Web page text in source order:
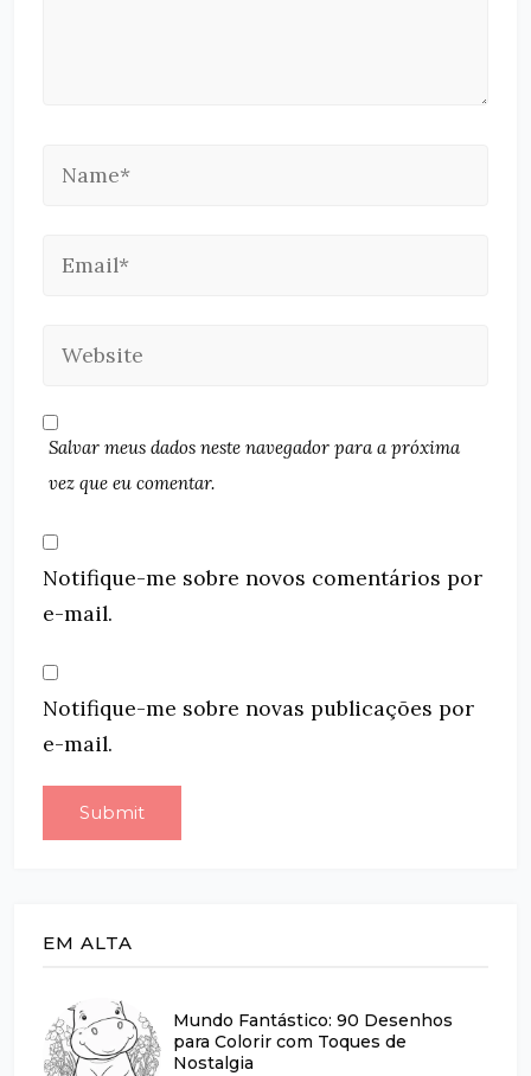
Salvar meus dados neste navegador para a próxima
vez que eu comentar.
Notifique-me sobre novos comentários por
e-mail.
Notifique-me sobre novas publicações por
e-mail.
EM ALTA
Mundo Fantástico: 90 Desenhos
para Colorir com Toques de
Nostalgia